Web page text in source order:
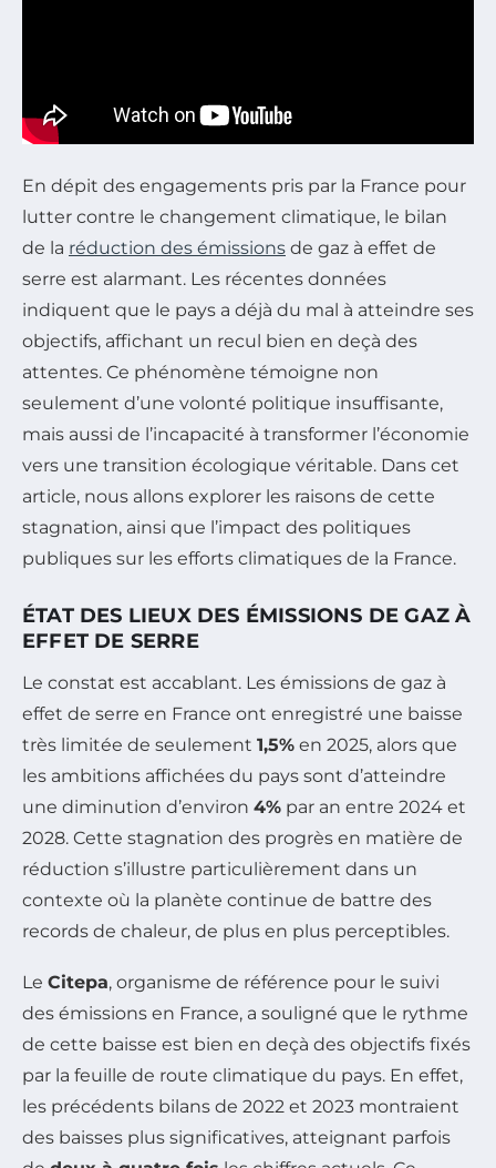
En dépit des engagements pris par la France pour
lutter contre le changement climatique, le bilan
de la réduction des émissions de gaz à effet de
serre est alarmant. Les récentes données
indiquent que le pays a déjà du mal à atteindre ses
objectifs, affichant un recul bien en deçà des
attentes. Ce phénomène témoigne non
seulement d’une volonté politique insuffisante,
mais aussi de l’incapacité à transformer l’économie
vers une transition écologique véritable. Dans cet
article, nous allons explorer les raisons de cette
stagnation, ainsi que l’impact des politiques
publiques sur les efforts climatiques de la France.
ÉTAT DES LIEUX DES ÉMISSIONS DE GAZ À
EFFET DE SERRE
Le constat est accablant. Les émissions de gaz à
effet de serre en France ont enregistré une baisse
très limitée de seulement 1,5% en 2025, alors que
les ambitions affichées du pays sont d’atteindre
une diminution d’environ 4% par an entre 2024 et
2028. Cette stagnation des progrès en matière de
réduction s’illustre particulièrement dans un
contexte où la planète continue de battre des
records de chaleur, de plus en plus perceptibles.
Le Citepa, organisme de référence pour le suivi
des émissions en France, a souligné que le rythme
de cette baisse est bien en deçà des objectifs fixés
par la feuille de route climatique du pays. En effet,
les précédents bilans de 2022 et 2023 montraient
des baisses plus significatives, atteignant parfois